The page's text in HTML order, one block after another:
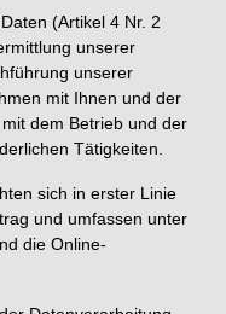
(Artikel 4 Nr. 2
unserer
unserer
mit Ihnen und der
dem Betrieb und der
Tätigkeiten.
sich in erster Linie
und umfassen unter
die Online-